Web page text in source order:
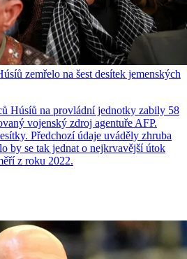
zemřelo na šest desítek jemenských
Húsíů na provládní jednotky zabily 58
vojenský zdroj agentuře AFP.
Předchozí údaje uváděly zhruba
by se tak jednat o nejkrvavější útok
z roku 2022.